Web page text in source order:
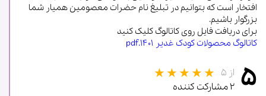
افتخار است که بتوانیم در تبلیغ نام حضرات معصومین همیار شما
بزرگوار باشیم.
برای دریافت فایل روی کاتالوگ کلیک کنید
کاتالوگ محصولات کودک غدیر ۱۴۰۱.pdf
۵ از ۵
۲ مشارکت کننده